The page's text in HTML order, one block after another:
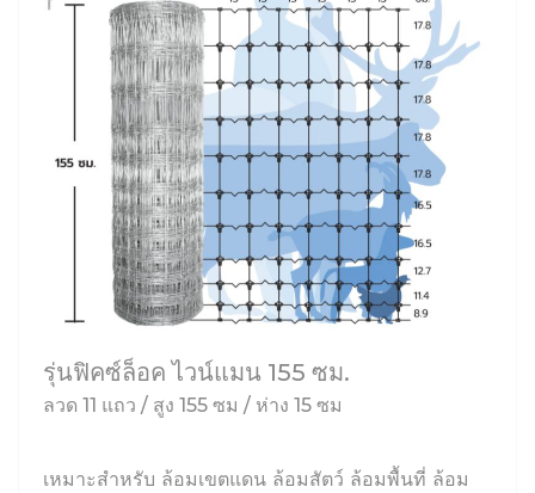
รุ่นฟิคซ์ล็อค ไวน์แมน 155 ซม.
ลวด 11 แถว / สูง 155 ซม / ห่าง 15 ซม
เหมาะสำหรับ ล้อมเขตแดน ล้อมสัตว์ ล้อมพื้นที่ ล้อม